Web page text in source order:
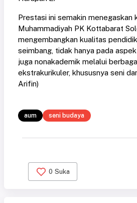
Prestasi ini semakin menegaskan
Muhammadiyah PK Kottabarat
mengembangkan kualitas
seimbang, tidak hanya pada
juga nonakademik melalui
ekstrakurikuler, khususnya seni
Arifin)
aum seni budaya
0 Suka